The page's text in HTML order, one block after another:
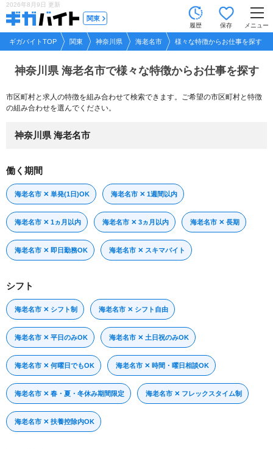
2026年8月9日 更新
関東
履歴 保存 メニュー
ギガバイトTOP 関東 神奈川県 海老名市 様々な特徴からお仕事を探す
神奈川県 海老名市で様々な特徴からお仕事を探す
市区町村と求人の特徴を組み合わせて検索できます。ご希望の市区町村と特徴
の組み合わせを選んでください。
神奈川県 海老名市
働く期間
海老名市 ✕ 単発(1日)OK 海老名市 ✕ 1週間以内
海老名市 ✕ 1ヵ月以内 海老名市 ✕ 3ヵ月以内 海老名市 ✕ 長期
海老名市 ✕ 即日勤務OK 海老名市 ✕ スキマバイト
シフト
海老名市 ✕ シフト制 海老名市 ✕ シフト自由
海老名市 ✕ 平日のみOK 海老名市 ✕ 土日祝のみOK
海老名市 ✕ 何曜日でもOK 海老名市 ✕ 時間・曜日相談OK
海老名市 ✕ 春・夏・冬休み期間限定 海老名市 ✕ フレックスタイム制
海老名市 ✕ 扶養控除内OK